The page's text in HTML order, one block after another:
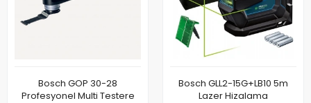
Bosch GOP 30-28
Profesyonel Multi Testere
Bosch GLL2-15G+LB10 5m
Lazer Hizalama